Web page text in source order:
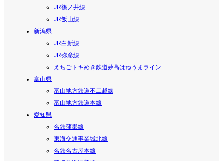
JR篠ノ井線
JR飯山線
新潟県
JR白新線
JR弥彦線
えちごトキめき鉄道妙高はねうまライン
富山県
富山地方鉄道不二越線
富山地方鉄道本線
愛知県
名鉄蒲郡線
東海交通事業城北線
名鉄名古屋本線